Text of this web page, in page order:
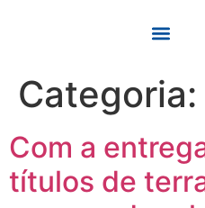
Categoria:
Com a
títulos de